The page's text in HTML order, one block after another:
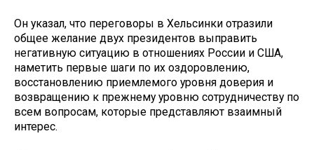
Он указал, что переговоры в Хельсинки отразили
общее желание двух президентов выправить
негативную ситуацию в отношениях России и США,
наметить первые шаги по их оздоровлению,
восстановлению приемлемого уровня доверия и
возвращению к прежнему уровню сотрудничеству по
всем вопросам, которые представляют взаимный
интерес.